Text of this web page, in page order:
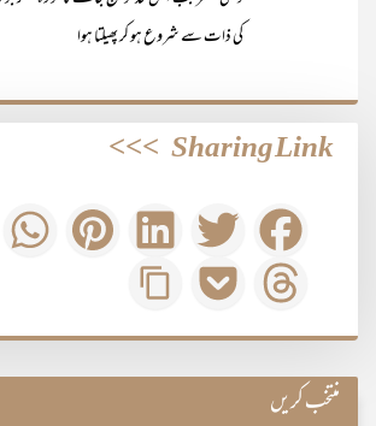
کی ذات سے شروع ہو کر پھیلتا ہوا
Sharing Link
>>>
منتخب کریں